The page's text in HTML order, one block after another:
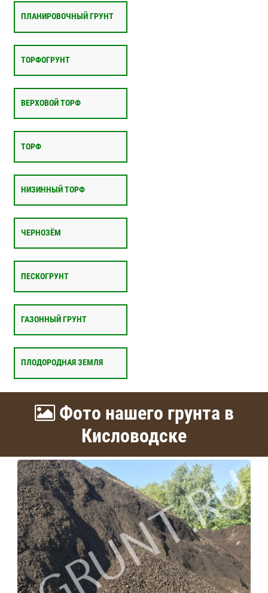
ПЛАНИРОВОЧНЫЙ ГРУНТ
ТОРФОГРУНТ
ВЕРХОВОЙ ТОРФ
ТОРФ
НИЗИННЫЙ ТОРФ
ЧЕРНОЗЁМ
ПЕСКОГРУНТ
ГАЗОННЫЙ ГРУНТ
ПЛОДОРОДНАЯ ЗЕМЛЯ
Фото нашего грунта в
Кисловодске